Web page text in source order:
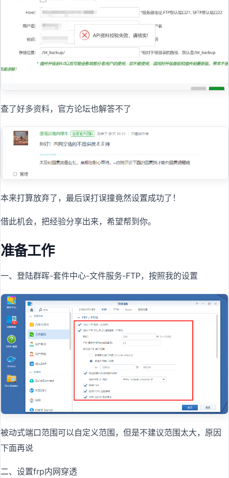
查了好多资料，官方论坛也解答不了
本来打算放弃了，最后误打误撞竟然设置成功了！
借此机会，把经验分享出来，希望帮到你。
准备工作
一、登陆群晖-套件中心-文件服务-FTP，按照我的设置
被动式端口范围可以自定义范围，但是不建议范围太大，原因
下面再说
二、设置frp内网穿透